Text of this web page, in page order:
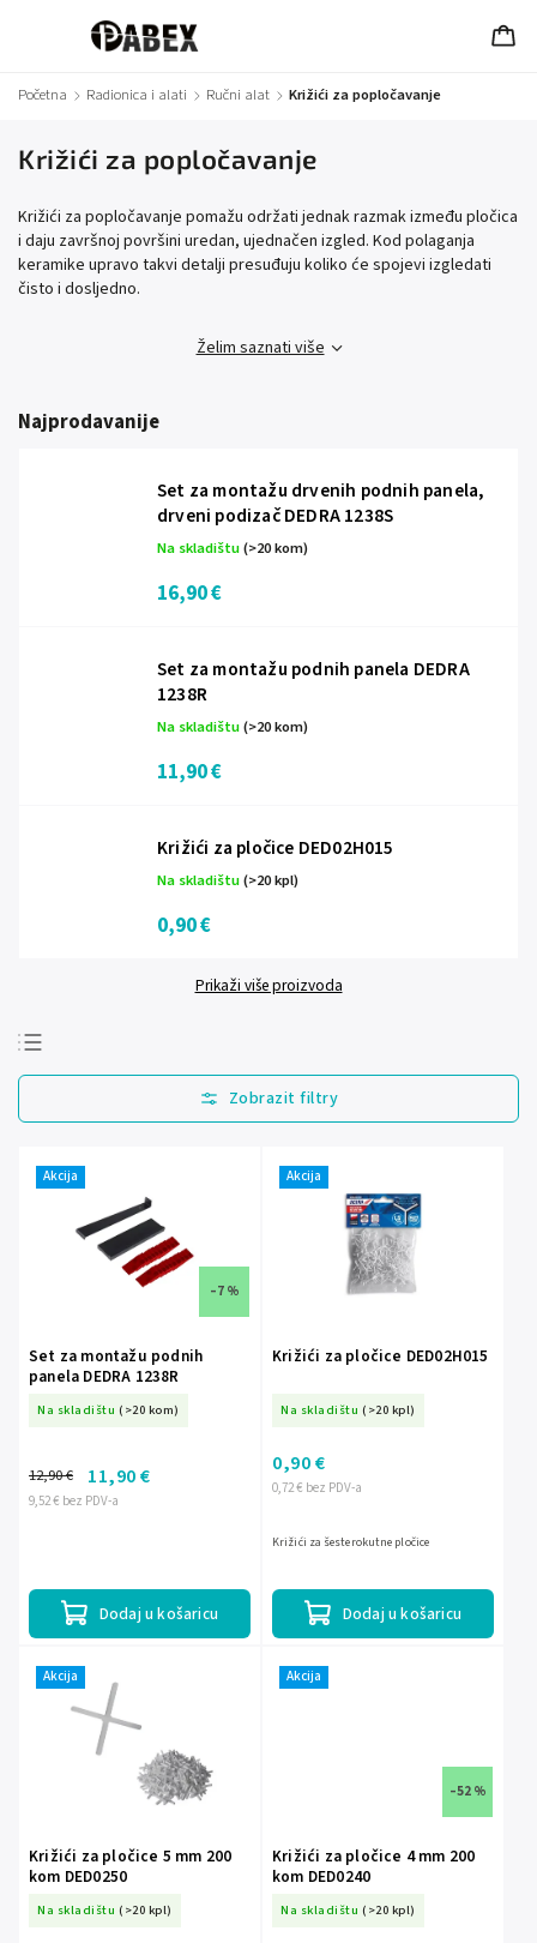
Početna / Radionica i alati / Ručni alat / Križići za popločavanje
Križići za popločavanje
Križići za popločavanje pomažu održati jednak razmak između pločica
i daju završnoj površini uredan, ujednačen izgled. Kod polaganja
keramike upravo takvi detalji presuđuju koliko će spojevi izgledati
čisto i dosljedno.
Želim saznati više
Najprodavanije
Set za montažu drvenih podnih panela,
drveni podizač DEDRA 1238S
Na skladištu(>20 kom)
16,90 €
Set za montažu podnih panela DEDRA
1238R
Na skladištu(>20 kom)
11,90 €
Križići za pločice DED02H015
Na skladištu(>20 kpl)
0,90 €
Prikaži više proizvoda
Najprodavanije
Najjeftinije
Akcija
–7 %
Set za montažu podnih
panela DEDRA 1238R
Na skladištu (>20 kom)
9,52 € bez PDV-a
12,90 € 11,90 €
Dodaj u košaricu
Akcija
Križići za pločice DED02H015
Na skladištu (>20 kpl)
0,72 € bez PDV-a
0,90 €
Dodaj u košaricu
Križići za šesterokutne pločice
Akcija
Križići za pločice 5 mm 200
kom DED0250
Na skladištu (>20 kpl)
Akcija
–52 %
Križići za pločice 4 mm 200
kom DED0240
Na skladištu (>20 kpl)